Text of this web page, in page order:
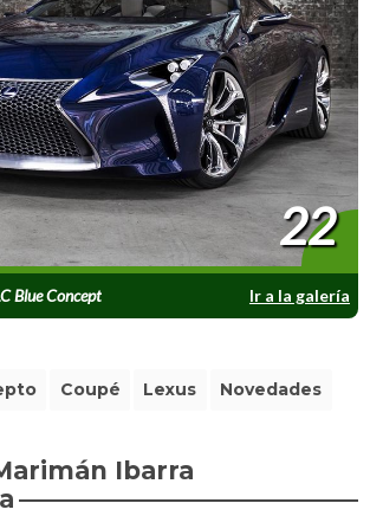
Blue Concept Ir a la galería
22
Coupé Lexus Novedades
Ibarra